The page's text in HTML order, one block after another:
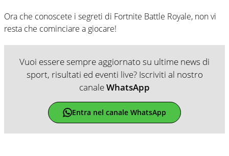
Ora che conoscete i segreti di Fortnite Battle Royale, non vi
resta che cominciare a giocare!
Vuoi essere sempre aggiornato su ultime news di
sport, risultati ed eventi live? Iscriviti al nostro
canaleWhatsApp
Entra nel canale WhatsApp